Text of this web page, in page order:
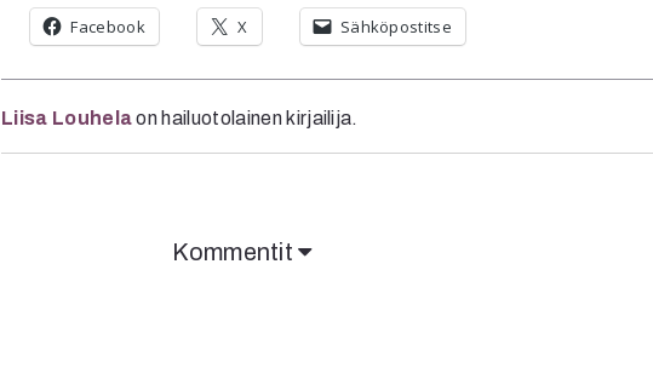
Facebook X Sähköpostitse
Liisa Louhelaon hailuotolainen kirjailija.
Kommentit